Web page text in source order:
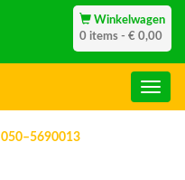
Winkelwagen
0 items - € 0,00
050–5690013